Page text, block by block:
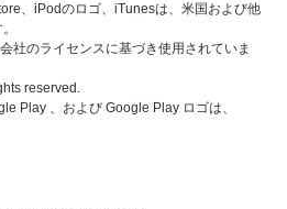
、iPodのロゴ、iTunesは、米国および他
社のライセンスに基づき使用されていま
reserved.
Play 、および Google Play ロゴは、